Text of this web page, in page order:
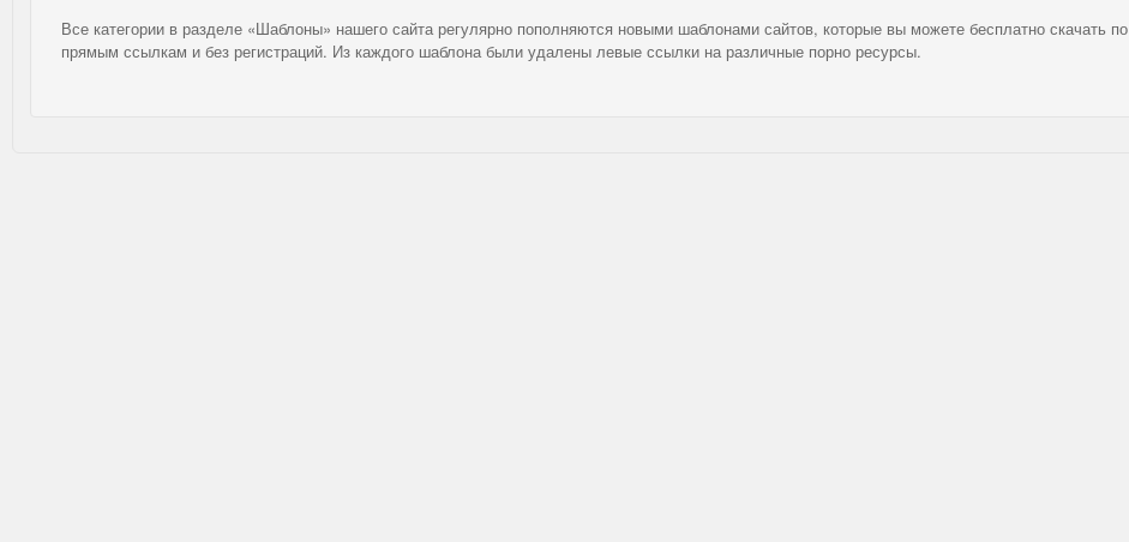
Все категории в разделе «Шаблоны» нашего сайта регулярно пополняются новыми шаблонами сайтов, которые вы можете бесплатно скачать по
прямым ссылкам и без регистраций. Из каждого шаблона были удалены левые ссылки на различные порно ресурсы.